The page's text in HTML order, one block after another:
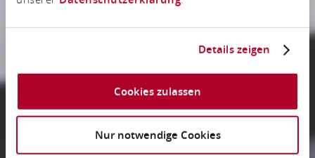
Details zeigen
Cookies zulassen
Nur notwendige Cookies